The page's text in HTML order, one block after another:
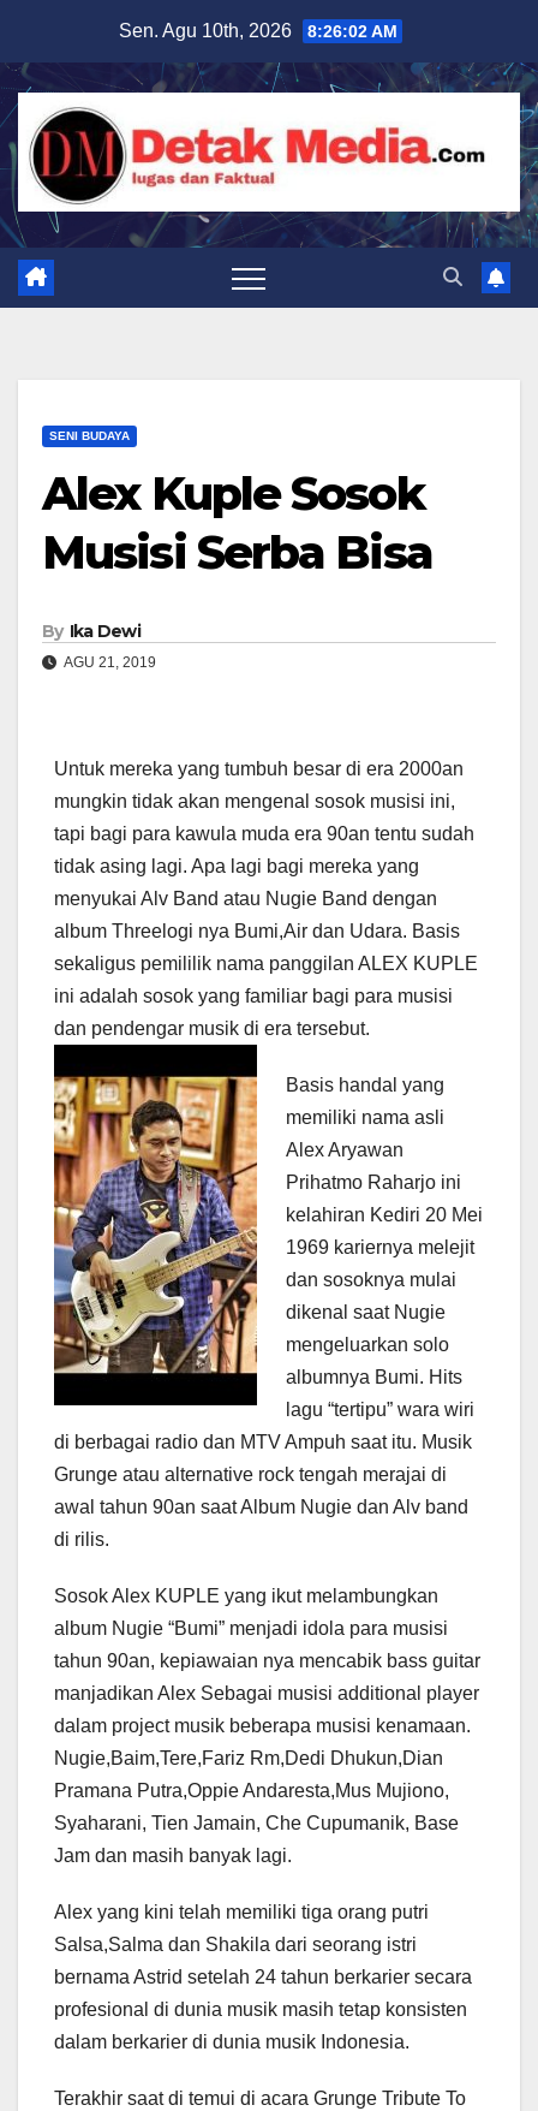
content
Sen. Agu 10th, 2026 8:26:03 AM
SENI BUDAYA
Alex Kuple Sosok
Musisi Serba Bisa
By Ika Dewi
AGU 21, 2019
Untuk mereka yang tumbuh besar di era 2000an
mungkin tidak akan mengenal sosok musisi ini,
tapi bagi para kawula muda era 90an tentu sudah
tidak asing lagi. Apa lagi bagi mereka yang
menyukai Alv Band atau Nugie Band dengan
album Threelogi nya Bumi,Air dan Udara. Basis
sekaligus pemililik nama panggilan ALEX KUPLE
ini adalah sosok yang familiar bagi para musisi
dan pendengar musik di era tersebut.
Basis handal yang
memiliki nama asli
Alex Aryawan
Prihatmo Raharjo ini
kelahiran Kediri 20 Mei
1969 kariernya melejit
dan sosoknya mulai
dikenal saat Nugie
mengeluarkan solo
albumnya Bumi. Hits
lagu “tertipu” wara wiri
di berbagai radio dan MTV Ampuh saat itu. Musik
Grunge atau alternative rock tengah merajai di
awal tahun 90an saat Album Nugie dan Alv band
di rilis.
Sosok Alex KUPLE yang ikut melambungkan
album Nugie “Bumi” menjadi idola para musisi
tahun 90an, kepiawaian nya mencabik bass guitar
manjadikan Alex Sebagai musisi additional player
dalam project musik beberapa musisi kenamaan.
Nugie,Baim,Tere,Fariz Rm,Dedi Dhukun,Dian
Pramana Putra,Oppie Andaresta,Mus Mujiono,
Syaharani, Tien Jamain, Che Cupumanik, Base
Jam dan masih banyak lagi.
Alex yang kini telah memiliki tiga orang putri
Salsa,Salma dan Shakila dari seorang istri
bernama Astrid setelah 24 tahun berkarier secara
profesional di dunia musik masih tetap konsisten
dalam berkarier di dunia musik Indonesia.
Terakhir saat di temui di acara Grunge Tribute To